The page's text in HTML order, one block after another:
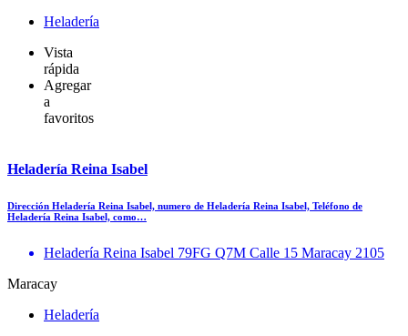
Heladería
Vista
rápida
Agregar
a
favoritos
Heladería Reina Isabel
Dirección Heladería Reina Isabel, numero de Heladería Reina Isabel, Teléfono de
Heladería Reina Isabel, como…
Heladería Reina Isabel 79FG Q7M Calle 15 Maracay 2105
Maracay
Heladería